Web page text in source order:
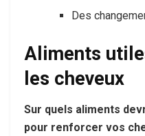
Des
Aliments
les cheveux
Sur quels aliments
pour renforcer vos